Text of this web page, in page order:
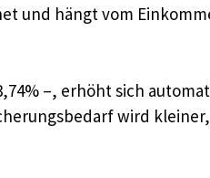
und hängt vom
–, erhöht sich
wird